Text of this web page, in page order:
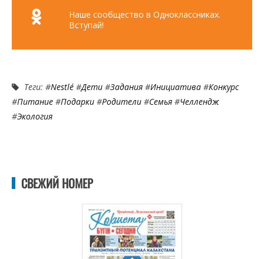
Наше сообщество в Одноклассниках.
Вступай!
Теги: #Nestlé #Дети #Задания #Инициатива #Конкурс
#Питание #Подарки #Родители #Семья #Челлендж
#Экология
СВЕЖИЙ НОМЕР